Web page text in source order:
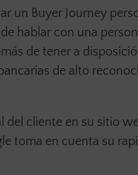
un Buyer Journey
hablar con una
de tener a
de alto
cliente en su sitio
toma en cuenta su